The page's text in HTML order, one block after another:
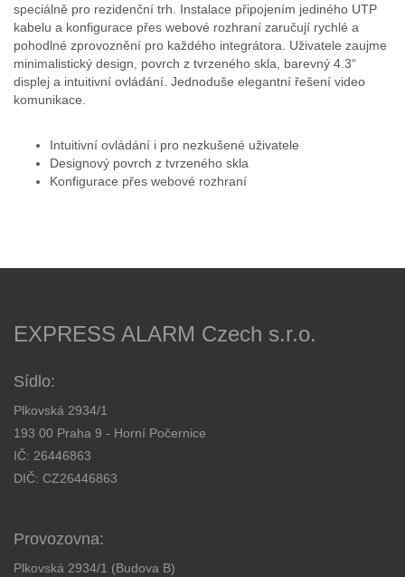
speciálně pro rezidenční trh. Instalace připojením jediného UTP
kabelu a konfigurace přes webové rozhraní zaručují rychlé a
pohodlné zprovoznění pro každého integrátora. Uživatele zaujme
minimalistický design, povrch z tvrzeného skla, barevný 4.3“
displej a intuitivní ovládání. Jednoduše elegantní řešení video
komunikace.
Intuitivní ovládání i pro nezkušené uživatele
Designový povrch z tvrzeného skla
Konfigurace přes webové rozhraní
EXPRESS ALARM Czech s.r.o.
Sídlo:
Plkovská 2934/1
193 00 Praha 9 - Horní Počernice
IČ: 26446863
DIČ: CZ26446863
Provozovna:
Plkovská 2934/1 (Budova B)